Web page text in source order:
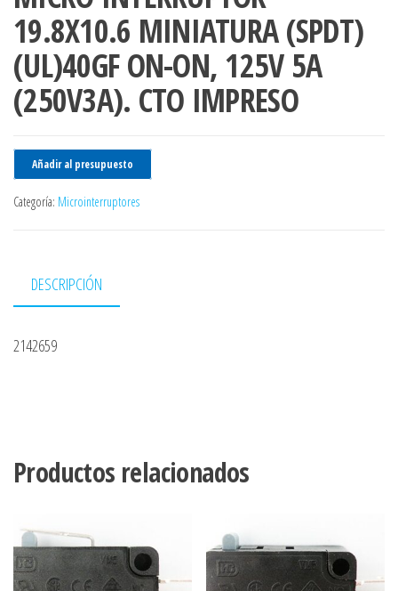
19.8X10.6 MINIATURA (SPDT)
(UL)40GF ON-ON, 125V 5A
(250V3A). CTO IMPRESO
Añadir al presupuesto
Categoría: Microinterruptores
DESCRIPCIÓN
2142659
Productos relacionados